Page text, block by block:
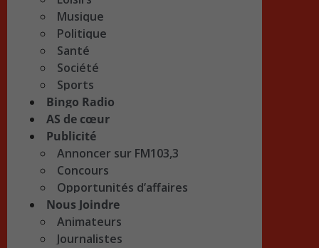
Musique
Politique
Santé
Société
Sports
Bingo Radio
AS de cœur
Publicité
Annoncer sur FM103,3
Concours
Opportunités d’affaires
Nous Joindre
Animateurs
Journalistes